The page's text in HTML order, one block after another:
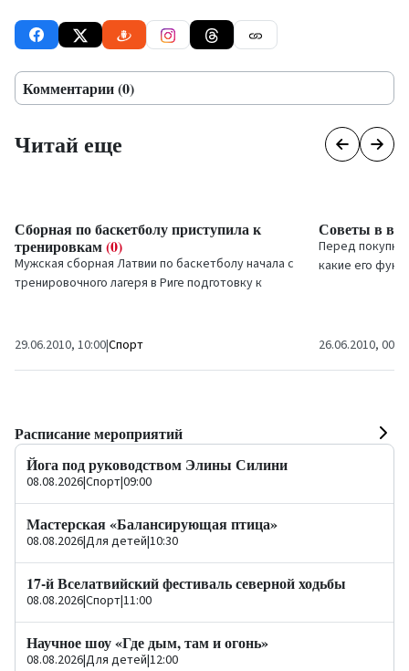
Комментарии (0)
Читай еще
Сборная по баскетболу приступила к
тренировкам(0)
Мужская сборная Латвии по баскетболу начала с
тренировочного лагеря в Риге подготовку к
29.06.2010, 10:00|Спорт
Советы в
Перед
какие его
26.06.2010, 00:00
Расписание мероприятий
Йога под руководством Элины Силини
08.08.2026|Спорт|09:00
Мастерская «Балансирующая птица»
08.08.2026|Для детей|10:30
17-й Вселатвийский фестиваль северной ходьбы
08.08.2026|Спорт|11:00
Научное шоу «Где дым, там и огонь»
08.08.2026|Для детей|12:00